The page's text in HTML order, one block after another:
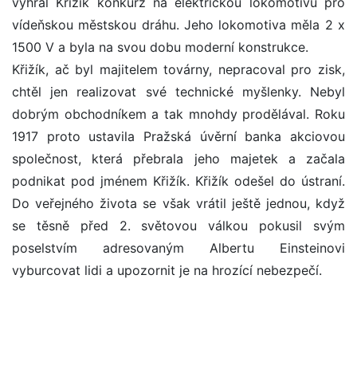
vídeňskou městskou dráhu. Jeho lokomotiva měla 2 x
1500 V a byla na svou dobu moderní konstrukce.
Křižík, ač byl majitelem továrny, nepracoval pro zisk,
chtěl jen realizovat své technické myšlenky. Nebyl
dobrým obchodníkem a tak mnohdy prodělával. Roku
1917 proto ustavila Pražská úvěrní banka akciovou
společnost, která přebrala jeho majetek a začala
podnikat pod jménem Křižík. Křižík odešel do ústraní.
Do veřejného života se však vrátil ještě jednou, když
se těsně před 2. světovou válkou pokusil svým
poselstvím adresovaným Albertu Einsteinovi
vyburcovat lidi a upozornit je na hrozící nebezpečí.